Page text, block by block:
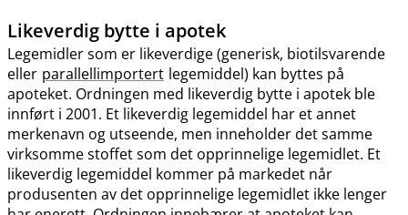
Likeverdig bytte i apotek
Legemidler som er likeverdige (generisk, biotilsvarende
eller parallellimportert legemiddel) kan byttes på
apoteket. Ordningen med likeverdig bytte i apotek ble
innført i 2001. Et likeverdig legemiddel har et annet
merkenavn og utseende, men inneholder det samme
virksomme stoffet som det opprinnelige legemidlet. Et
likeverdig legemiddel kommer på markedet når
produsenten av det opprinnelige legemidlet ikke lenger